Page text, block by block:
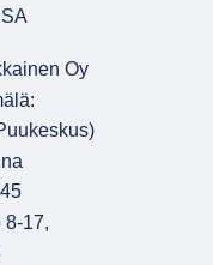
Oy
8-17,